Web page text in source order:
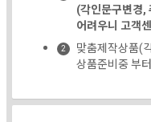
(각인문구변경,
어려우니 고객
맞춤제작상품(
상품준비중 부